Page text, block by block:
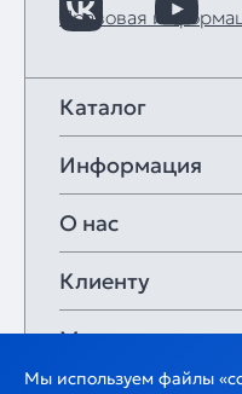
Правовая
Каталог
Информация
О нас
Клиенту
Мои закладки
Мы используем файлы